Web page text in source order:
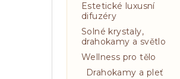
Estetické luxusní
difuzéry
Solné krystaly,
drahokamy a světlo
Wellness pro tělo
Drahokamy a pleť